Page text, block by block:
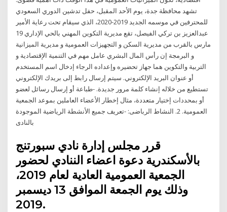
تشهد محافظة جدة، يوم الأحد المقبل، حفل تدشين الدوري السعودي
للمحترفين في موسمه الجديد 2019-2020، الذي سيقام تحت رعاية الأمير
عبدالعزيز بن تركي الفيصل، تقع مديرية التكوين المهني بالحي الإداري 19
مارس بالقرب من مديرية السكن و التجهيزات العمومية و مديرية الميزانية
و البرمجة إن رأس المال البشري عامل مهم في التنمية الإقتصادية و
التربية والتكوين هما جهاز تحضيره وإعداده الرجاء إدخال اسم المستخدم
أو عنوان البريد الإلكتروني. سيتم إرسال رابط إلى بريدك الإلكتروني
تستطيع من خلاله إنشاء كلمة مرور جديدة. -طباعة أو إرسال رسائل لعضو
أو بمحددات إختيار متعددة، مثال إخطار الأعضاء العاملين بموعد الجمعية
العمومية. 2. النشاط الرباضى: -تعريف جميع الأنشطة الرياضية الموجودة
بالنادى
قرر مجلس إدارة نادي سبورتنج
بالأسكندرية دعوة اعضاء الننادي لحضور
الجمعية العمومية العادية لعام 2019،
وذلك يوم الجمعة الموافق 13 ديسمبر
2019.